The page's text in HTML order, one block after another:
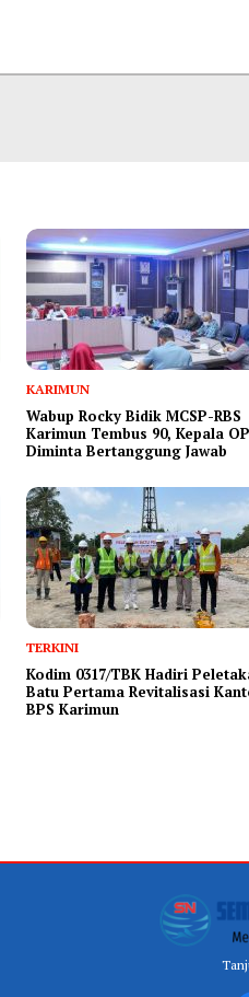
KARIMUN
Wabup Rocky Bidik MCSP-RBS
Karimun Tembus 90, Kepala
Diminta Bertanggung Jawab
TERKINI
Kodim 0317/TBK Hadiri
Batu Pertama Revitalisasi
BPS Karimun